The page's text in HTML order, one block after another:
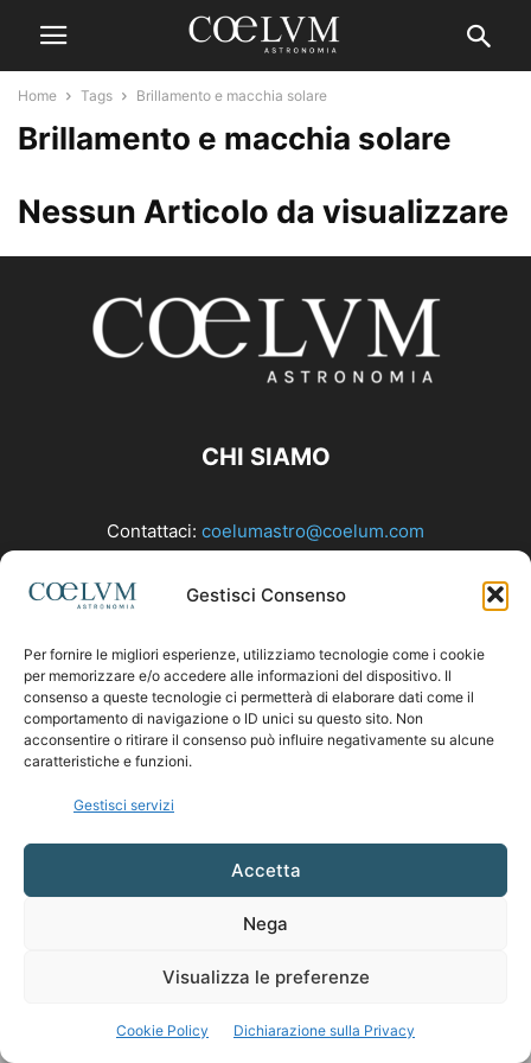
Gestisci Consenso
Per fornire le migliori esperienze, utilizziamo tecnologie come i cookie
per memorizzare e/o accedere alle informazioni del dispositivo. Il
consenso a queste tecnologie ci permetterà di elaborare dati come il
comportamento di navigazione o ID unici su questo sito. Non
acconsentire o ritirare il consenso può influire negativamente su alcune
caratteristiche e funzioni.
Gestisci servizi
Accetta
Nega
Visualizza le preferenze
Cookie Policy Dichiarazione sulla Privacy
Home Tags Brillamento e macchia solare
Brillamento e macchia solare
Nessun Articolo da visualizzare
CHI SIAMO
Contattaci: coelumastro@coelum.com
SEGUICI